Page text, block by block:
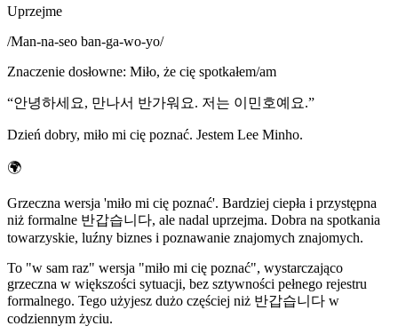
Uprzejme
/Man-na-seo ban-ga-wo-yo/
Znaczenie dosłowne: Miło, że cię spotkałem/am
“안녕하세요, 만나서 반가워요. 저는 이민호예요.”
Dzień dobry, miło mi cię poznać. Jestem Lee Minho.
🌍
Grzeczna wersja 'miło mi cię poznać'. Bardziej ciepła i przystępna
niż formalne 반갑습니다, ale nadal uprzejma. Dobra na spotkania
towarzyskie, luźny biznes i poznawanie znajomych znajomych.
To "w sam raz" wersja "miło mi cię poznać", wystarczająco
grzeczna w większości sytuacji, bez sztywności pełnego rejestru
formalnego. Tego użyjesz dużo częściej niż 반갑습니다 w
codziennym życiu.